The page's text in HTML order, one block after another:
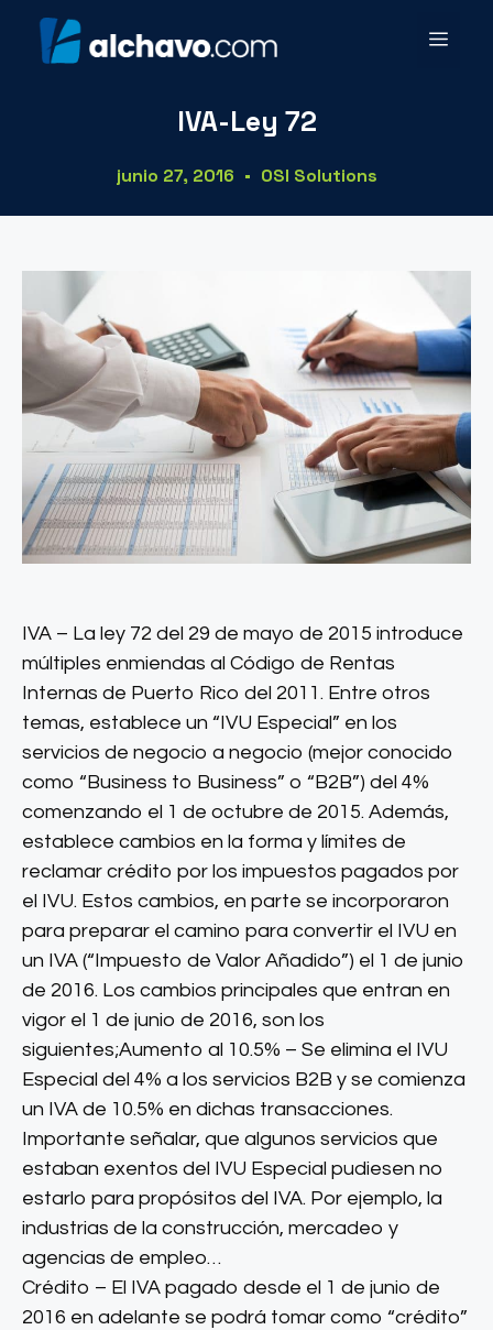
IVA-Ley 72
junio 27, 2016 OSI Solutions
IVA – La ley 72 del 29 de mayo de 2015 introduce
múltiples enmiendas al Código de Rentas
Internas de Puerto Rico del 2011. Entre otros
temas, establece un “IVU Especial” en los
servicios de negocio a negocio (mejor conocido
como “Business to Business” o “B2B”) del 4%
comenzando el 1 de octubre de 2015. Además,
establece cambios en la forma y límites de
reclamar crédito por los impuestos pagados por
el IVU. Estos cambios, en parte se incorporaron
para preparar el camino para convertir el IVU en
un IVA (“Impuesto de Valor Añadido”) el 1 de junio
de 2016. Los cambios principales que entran en
vigor el 1 de junio de 2016, son los
siguientes;Aumento al 10.5% – Se elimina el IVU
Especial del 4% a los servicios B2B y se comienza
un IVA de 10.5% en dichas transacciones.
Importante señalar, que algunos servicios que
estaban exentos del IVU Especial pudiesen no
estarlo para propósitos del IVA. Por ejemplo, la
industrias de la construcción, mercadeo y
agencias de empleo…
Crédito – El IVA pagado desde el 1 de junio de
2016 en adelante se podrá tomar como “crédito”